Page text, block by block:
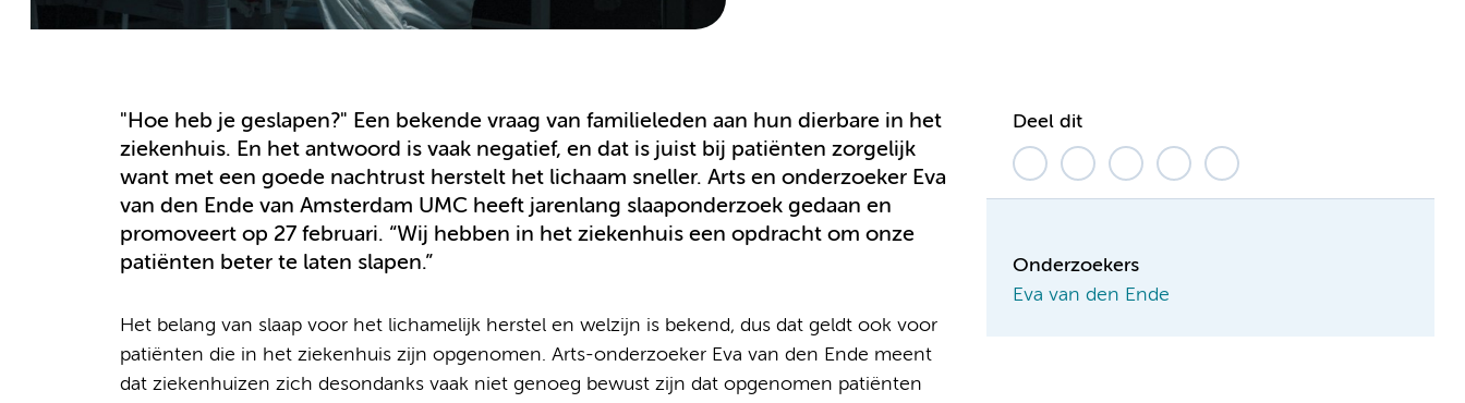
"Hoe heb je geslapen?" Een bekende vraag van familieleden aan hun dierbare in het
ziekenhuis. En het antwoord is vaak negatief, en dat is juist bij patiënten zorgelijk
want met een goede nachtrust herstelt het lichaam sneller. Arts en onderzoeker Eva
van den Ende van Amsterdam UMC heeft jarenlang slaaponderzoek gedaan en
promoveert op 27 februari. “Wij hebben in het ziekenhuis een opdracht om onze
patiënten beter te laten slapen.”
Het belang van slaap voor het lichamelijk herstel en welzijn is bekend, dus dat geldt ook voor
patiënten die in het ziekenhuis zijn opgenomen. Arts-onderzoeker Eva van den Ende meent
dat ziekenhuizen zich desondanks vaak niet genoeg bewust zijn dat opgenomen patiënten
Deel dit
Onderzoekers
Eva van den Ende